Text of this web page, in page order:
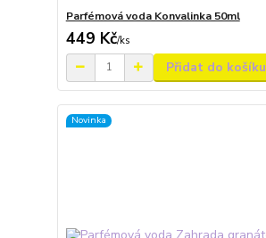
Parfémová voda Konvalinka 50ml
449 Kč/ks
Přidat do košíku
Novinka